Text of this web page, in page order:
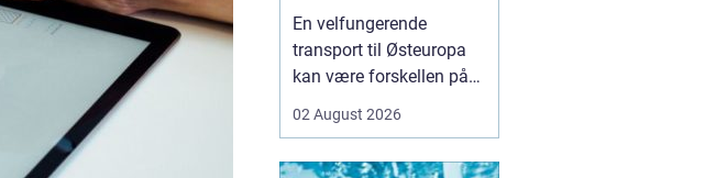
logistikken
En velfungerende
transport til Østeuropa
kan være forskellen på
dyre forsinkelser. Mange
02 August 2026